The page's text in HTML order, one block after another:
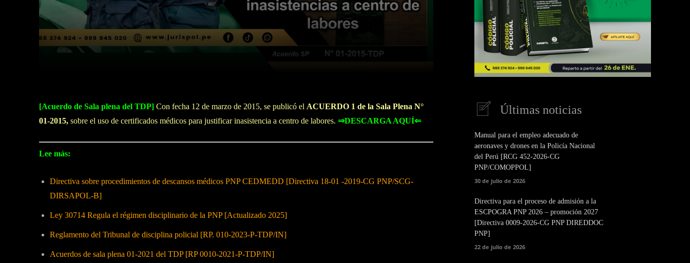
WhatsApp Linkedin
[Acuerdo de Sala plena del TDP] Con fecha 12 de marzo de 2015, se publicó el ACUERDO 1 de la Sala Plena N°
01-2015, sobre el uso de certificados médicos para justificar inasistencia a centro de labores. ⇒DESCARGA AQUÍ⇐
Lee más:
Directiva sobre procedimientos de descansos médicos PNP CEDMEDD [Directiva 18-01 -2019-CG PNP/SCG-
DIRSAPOL-B]
Ley 30714 Regula el régimen disciplinario de la PNP [Actualizado 2025]
Reglamento del Tribunal de disciplina policial [RP. 010-2023-P-TDP/IN]
Acuerdos de sala plena 01-2021 del TDP [RP 0010-2021-P-TDP/IN]
Últimas noticias
Manual para el empleo adecuado de
aeronaves y drones en la Policía Nacional
del Perú [RCG 452-2026-CG
PNP/COMOPPOL]
30 de julio de 2026
Directiva para el proceso de admisión a la
ESCPOGRA PNP 2026 – promoción 2027
[Directiva 0009-2026-CG PNP DIREDDOC
PNP]
22 de julio de 2026